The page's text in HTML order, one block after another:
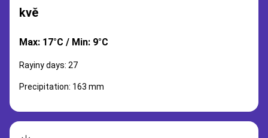
kvě
Max: 17°C / Min: 9°C
Rayiny days: 27
Precipitation: 163 mm